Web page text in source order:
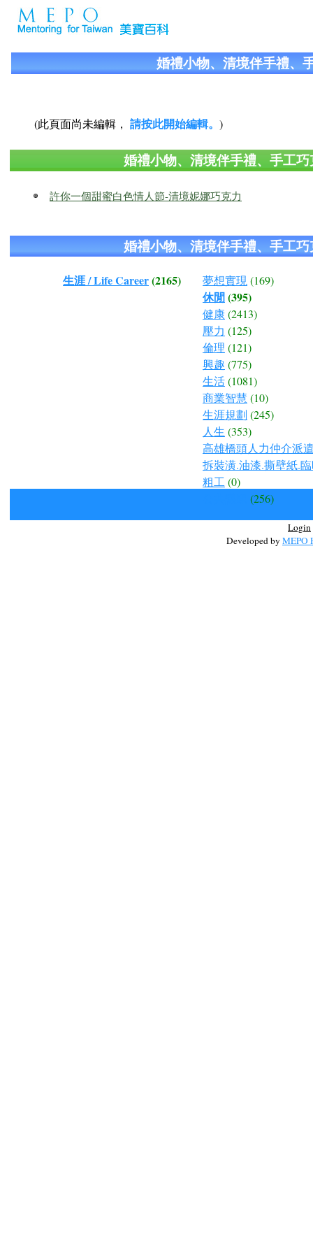
婚禮小物、清境伴手禮、
(此頁面尚未編輯， 請按此開始編輯。 )
婚禮小物、清境伴手禮、手工
許你一個甜蜜白色情人節-清境妮娜巧克力
婚禮小物、清境伴手禮、手工
生涯 / Life Career(2165) 夢想實現(169)
休閒(395)
健康(2413)
壓力 (125)
倫理 (121)
興趣 (775)
生活(1081)
商業智慧 (10)
生涯規劃 (245)
人生 (353)
高雄橋頭人力仲介派
拆裝潢.油漆.撕壁紙.
粗工(0)
(256)
Login
Developed by MEPO